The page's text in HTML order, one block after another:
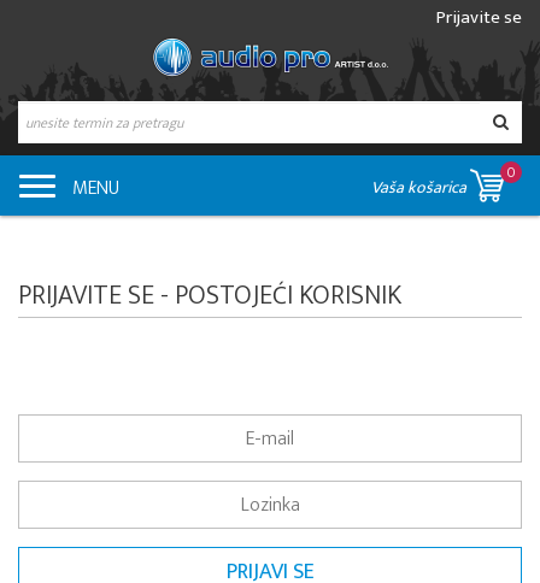
Prijavite se
MENU Vaša košarica
0
PRIJAVITE SE - POSTOJEĆI KORISNIK